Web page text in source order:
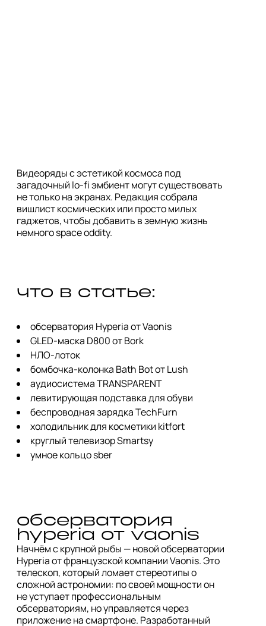
Видеоряды с эстетикой космоса под
загадочный lo-fi эмбиент могут существовать
не только на экранах. Редакция собрала
вишлист космических или просто милых
гаджетов, чтобы добавить в земную жизнь
немного space oddity.
что в статье:
обсерватория Hyperia от Vaonis
GLED-маска D800 от Bork
НЛО-лоток
бомбочка-колонка Bath Bot от Lush
аудиосистема TRANSPARENT
левитирующая подставка для обуви
беспроводная зарядка TechFurn
холодильник для косметики kitfort
круглый телевизор Smartsy
умное кольцо sber
обсерватория
Начнём c крупной рыбы — новой обсерватории
Hyperia от французской компании Vaonis. Это
телескоп, который ломает стереотипы о
сложной астрономии: по своей мощности он
не уступает профессиональным
обсерваториям, но управляется через
приложение на смартфоне. Разработанный